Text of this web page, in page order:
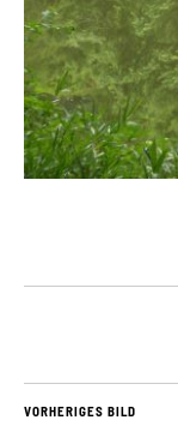
VORHERIGES BILD